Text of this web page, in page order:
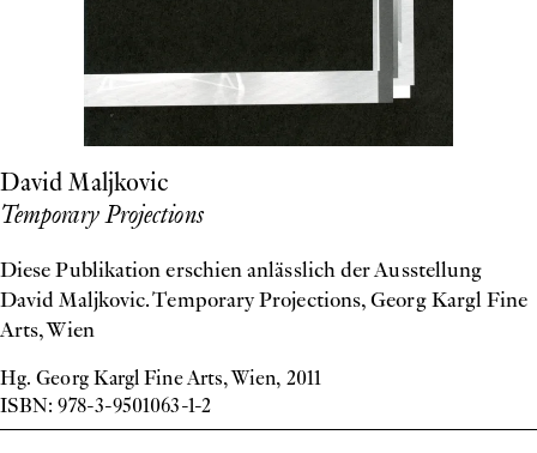
David Maljkovic
Temporary Projections
Diese Publikation erschien anlässlich der Ausstellung
David Maljkovic. Temporary Projections, Georg Kargl Fine
Arts, Wien
Hg. Georg Kargl Fine Arts, Wien, 2011
ISBN: 978-3-9501063-1-2